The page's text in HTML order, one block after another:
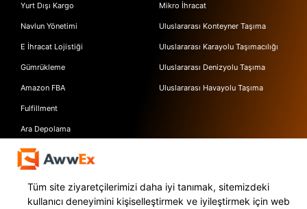
Yurt Dışı Kargo
Navlun Yönetimi
E İhracat Lojistiği
Gümrükleme
Amazon FBA
Fulfillment
Ara Depolama
Mikro İhracat
Uluslararası Konteyner Taşıma
Uluslararası Karayolu Taşımacılığı
Uluslararası Denizyolu Taşıma
Uluslararası Havayolu Taşıma
Kaynaklar
Referanslar İletişim
Tüm site ziyaretçilerimizi daha iyi tanımak, sitemizdeki
kullanıcı deneyimini kişiselleştirmek ve iyileştirmek için web